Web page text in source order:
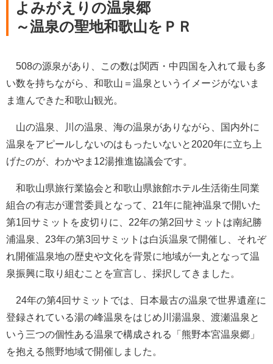
よみがえりの温泉郷
～温泉の聖地和歌山をＰＲ
508の源泉があり、この数は関西・中四国を入れて最も多
い数を持ちながら、和歌山＝温泉というイメージがないま
ま進んできた和歌山観光。
山の温泉、川の温泉、海の温泉がありながら、国内外に
温泉をアピールしないのはもったいないと2020年に立ち上
げたのが、わかやま12湯推進協議会です。
和歌山県旅行業協会と和歌山県旅館ホテル生活衛生同業
組合の有志が運営委員となって、21年に龍神温泉で開いた
第1回サミットを皮切りに、22年の第2回サミットは南紀勝
浦温泉、23年の第3回サミットは白浜温泉で開催し、それぞ
れ開催温泉地の歴史や文化を背景に地域が一丸となって温
泉振興に取り組むことを宣言し、採択してきました。
24年の第4回サミットでは、日本最古の温泉で世界遺産に
登録されている湯の峰温泉をはじめ川湯温泉、渡瀬温泉と
いう三つの個性ある温泉で構成される「熊野本宮温泉郷」
を抱える熊野地域で開催しました。